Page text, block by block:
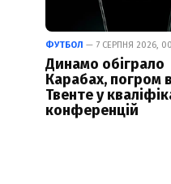
ФУТБОЛ — 7 СЕРПНЯ 2026,
Динамо обіграло
Карабах, погром
Твенте у
конференцій